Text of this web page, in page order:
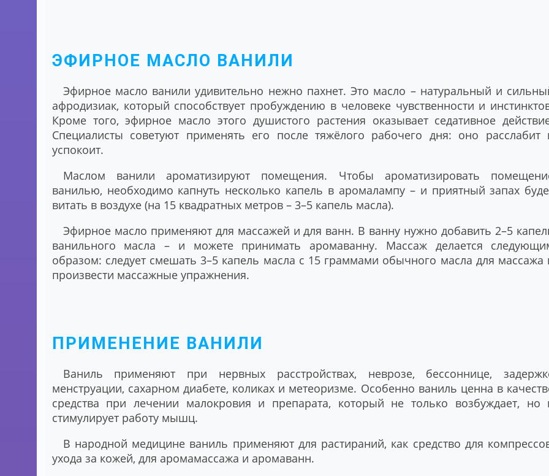
ЭФИРНОЕ МАСЛО ВАНИЛИ
Эфирное масло ванили удивительно нежно пахнет. Это масло – натуральный и
афродизиак, который способствует пробуждению в человеке чувственности и
Кроме того, эфирное масло этого душистого растения оказывает седативное
Специалисты советуют применять его после тяжёлого рабочего дня: оно расслабит
успокоит.
Маслом ванили ароматизируют помещения. Чтобы ароматизировать
ванилью, необходимо капнуть несколько капель в аромалампу – и приятный запах
витать в воздухе (на 15 квадратных метров – 3–5 капель масла).
Эфирное масло применяют для массажей и для ванн. В ванну нужно добавить 2–5
ванильного масла – и можете принимать аромаванну. Массаж делается
образом: следует смешать 3–5 капель масла с 15 граммами обычного масла для массажа
произвести массажные упражнения.
ПРИМЕНЕНИЕ ВАНИЛИ
Ваниль применяют при нервных расстройствах, неврозе, бессоннице,
менструации, сахарном диабете, коликах и метеоризме. Особенно ваниль ценна в
средства при лечении малокровия и препарата, который не только возбуждает, но
стимулирует работу мышц.
В народной медицине ваниль применяют для растираний, как средство для
ухода за кожей, для аромамассажа и аромаванн.